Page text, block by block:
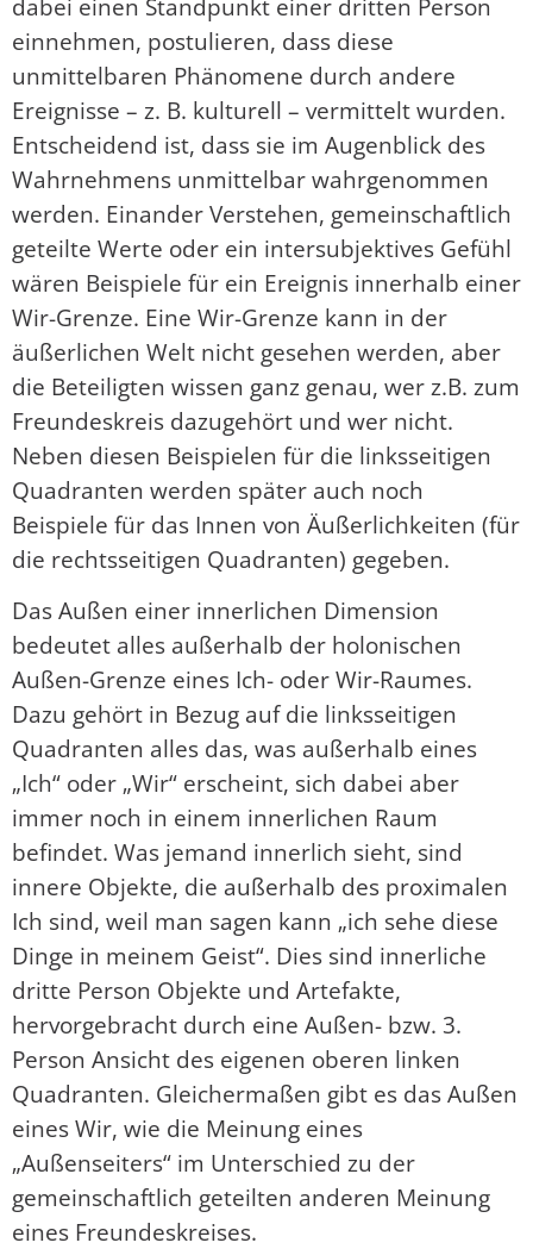
einnehmen, postulieren, dass diese
unmittelbaren Phänomene durch andere
Ereignisse – z. B. kulturell – vermittelt wurden.
Entscheidend ist, dass sie im Augenblick des
Wahrnehmens unmittelbar wahrgenommen
werden. Einander Verstehen, gemeinschaftlich
geteilte Werte oder ein intersubjektives Gefühl
wären Beispiele für ein Ereignis innerhalb einer
Wir-Grenze. Eine Wir-Grenze kann in der
äußerlichen Welt nicht gesehen werden, aber
die Beteiligten wissen ganz genau, wer z.B. zum
Freundeskreis dazugehört und wer nicht.
Neben diesen Beispielen für die linksseitigen
Quadranten werden später auch noch
Beispiele für das Innen von Äußerlichkeiten (für
die rechtsseitigen Quadranten) gegeben.
Das Außen einer innerlichen Dimension
bedeutet alles außerhalb der holonischen
Außen-Grenze eines Ich- oder Wir-Raumes.
Dazu gehört in Bezug auf die linksseitigen
Quadranten alles das, was außerhalb eines
„Ich“ oder „Wir“ erscheint, sich dabei aber
immer noch in einem innerlichen Raum
befindet. Was jemand innerlich sieht, sind
innere Objekte, die außerhalb des proximalen
Ich sind, weil man sagen kann „ich sehe diese
Dinge in meinem Geist“. Dies sind innerliche
dritte Person Objekte und Artefakte,
hervorgebracht durch eine Außen- bzw. 3.
Person Ansicht des eigenen oberen linken
Quadranten. Gleichermaßen gibt es das Außen
eines Wir, wie die Meinung eines
„Außenseiters“ im Unterschied zu der
gemeinschaftlich geteilten anderen Meinung
eines Freundeskreises.